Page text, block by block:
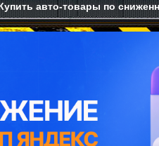
авто-товары по
Рекомендую изучить.